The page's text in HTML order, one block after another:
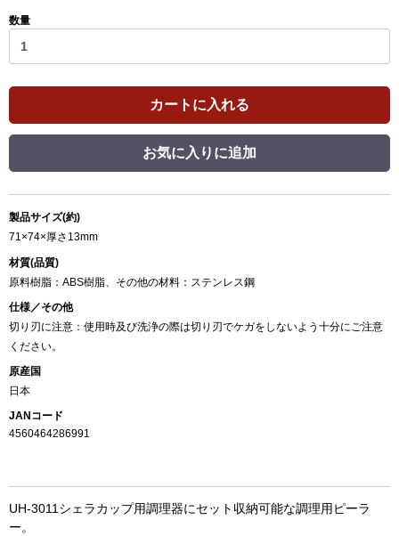
数量
カートに入れる
お気に入りに追加
製品サイズ(約)
71×74×厚さ13mm
材質(品質)
原料樹脂：ABS樹脂、その他の材料：ステンレス鋼
仕様／その他
切り刃に注意：使用時及び洗浄の際は切り刃でケガをしないよう十分にご注意
ください。
原産国
日本
JANコード
4560464286991
UH-3011シェラカップ用調理器にセット収納可能な調理用ピーラ
ー。